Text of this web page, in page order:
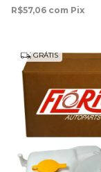
R$57,06 com Pix
GRÁTIS